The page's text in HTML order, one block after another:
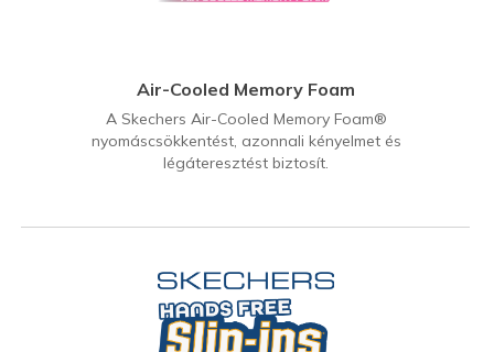
Air-Cooled Memory Foam
A Skechers Air-Cooled Memory Foam®
nyomáscsökkentést, azonnali kényelmet és
légáteresztést biztosít.